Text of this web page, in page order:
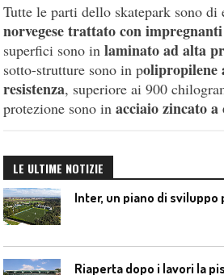
Tutte le parti dello skatepark sono
norvegese trattato con impregnanti
superfici sono inlaminato ad alta
sotto-strutture sono in polipropilene
resistenza, superiore ai 900
protezione sono inacciaio zincato a
LE ULTIME NOTIZIE
Riaperta dopo i lavori la